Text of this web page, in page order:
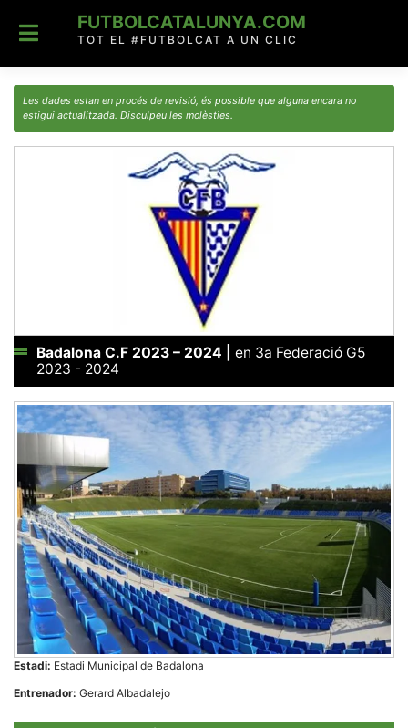
content
FUTBOLCATALUNYA.COM
TOT EL #FUTBOLCAT A UN CLIC
Les dades estan en procés de revisió, és possible que alguna encara no
estigui actualitzada. Disculpeu les molèsties.
Badalona C.F 2023 – 2024
en 3a Federació G5
2023 - 2024
Estadi: Estadi Municipal de Badalona
Entrenador: Gerard Albadalejo
Necessàries
cookies no
són
necessàries
per al
funcionament
tècnic de la
web.